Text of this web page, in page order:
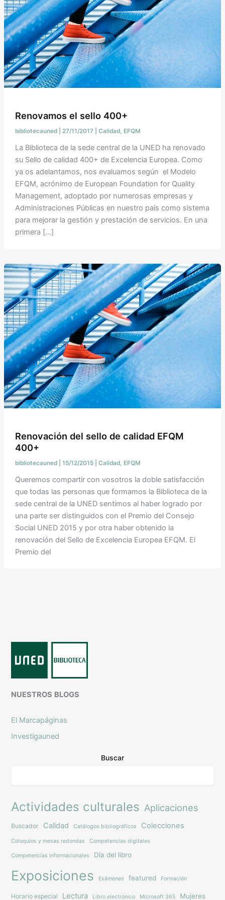
Renovamos el sello 400+
bibliotecauned 27/11/2017 Calidad, EFQM
La Biblioteca de la sede central de la UNED ha renovado
su Sello de calidad 400+ de Excelencia Europea. Como
ya os adelantamos, nos evaluamos según el Modelo
EFQM, acrónimo de European Foundation for Quality
Management, adoptado por numerosas empresas y
Administraciones Públicas en nuestro país como sistema
para mejorar la gestión y prestación de servicios. En una
primera […]
Renovación del sello de calidad EFQM
400+
bibliotecauned 15/12/2015 Calidad, EFQM
Queremos compartir con vosotros la doble satisfacción
que todas las personas que formamos la Biblioteca de la
sede central de la UNED sentimos al haber logrado por
una parte ser distinguidos con el Premio del Consejo
Social UNED 2015 y por otra haber obtenido la
renovación del Sello de Excelencia Europea EFQM. El
Premio del
NUESTROS BLOGS
El Marcapáginas
Investigauned
Buscar
Actividades culturales Aplicaciones
Buscador Calidad Catálogos bibliográficos Colecciones
Coloquios y mesas redondas Competencias digitales
Competencias Informacionales Día del libro
Exposiciones Exámenes featured Formación
Horario especial Lectura Libro electrónico Microsoft 365 Mujeres